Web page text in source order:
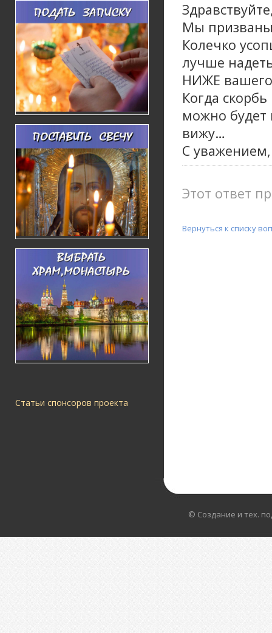
Статьи спонсоров проекта
Мы призваны
Колечко
лучше
НИЖЕ вашего
Когда
можно будет
вижу…
С уважением,
Этот ответ
Вернуться к списку
© Создание и тех.